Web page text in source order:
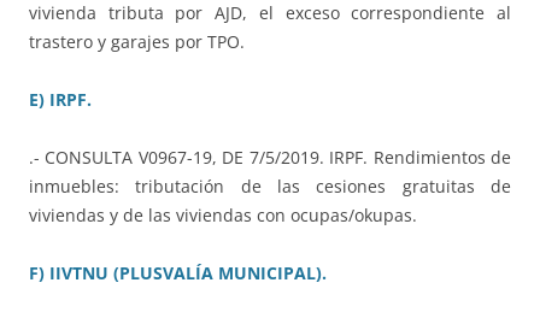
vivienda tributa por AJD, el exceso correspondiente al
trastero y garajes por TPO.
E) IRPF.
.- CONSULTA V0967-19, DE 7/5/2019. IRPF. Rendimientos de
inmuebles: tributación de las cesiones gratuitas de
viviendas y de las viviendas con ocupas/okupas.
F) IIVTNU (PLUSVALÍA MUNICIPAL).